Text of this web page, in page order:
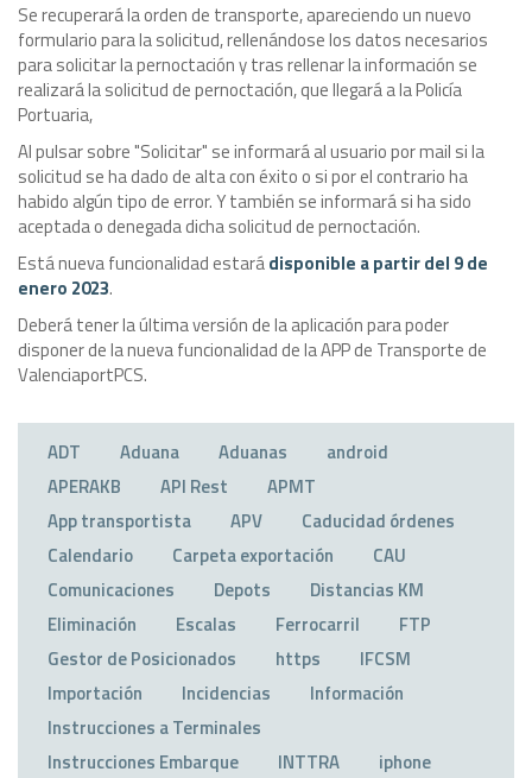
Se recuperará la orden de transporte, apareciendo un nuevo
formulario para la solicitud, rellenándose los datos necesarios
para solicitar la pernoctación y tras rellenar la información se
realizará la solicitud de pernoctación, que llegará a la Policía
Portuaria,
Al pulsar sobre "Solicitar" se informará al usuario por mail si la
solicitud se ha dado de alta con éxito o si por el contrario ha
habido algún tipo de error. Y también se informará si ha sido
aceptada o denegada dicha solicitud de pernoctación.
Está nueva funcionalidad estarádisponible a partir del 9 de
enero 2023.
Deberá tener la última versión de la aplicación para poder
disponer de la nueva funcionalidad de la APP de Transporte de
ValenciaportPCS.
ADT Aduana Aduanas
android
APERAKB
API Rest
APMT
App transportista
APV
Caducidad órdenes
Calendario
Carpeta exportación
CAU
Comunicaciones
Depots
Distancias KM
Eliminación
Escalas Ferrocarril
FTP
Gestor de Posicionados
https
IFCSM
Importación
Incidencias
Información
Instrucciones a Terminales
Instrucciones Embarque
INTTRA
iphone